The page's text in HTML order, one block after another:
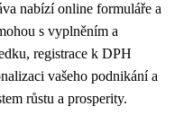
nabízí online formuláře a
s vyplněním a
registrace k DPH
vašeho podnikání a
růstu a prosperity.